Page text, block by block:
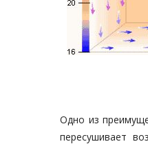
Одно из
пересушивает